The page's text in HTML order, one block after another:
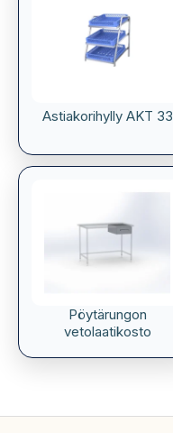
Astiakorihylly AKT 33
Pöytärungon
vetolaatikosto